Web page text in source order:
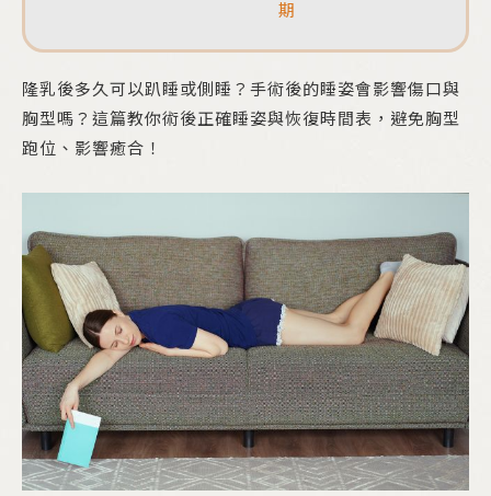
期
隆乳後多久可以趴睡或側睡？手術後的睡姿會影響傷口與
胸型嗎？這篇教你術後正確睡姿與恢復時間表，避免胸型
跑位、影響癒合！